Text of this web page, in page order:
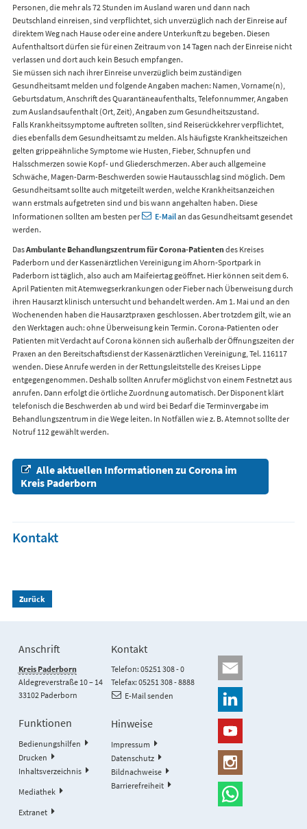
Personen, die mehr als 72 Stunden im Ausland waren und dann nach
Deutschland einreisen, sind verpflichtet, sich unverzüglich nach der Einreise auf
direktem Weg nach Hause oder eine andere Unterkunft zu begeben. Diesen
Aufenthaltsort dürfen sie für einen Zeitraum von 14 Tagen nach der Einreise nicht
verlassen und dort auch kein Besuch empfangen.
Sie müssen sich nach ihrer Einreise unverzüglich beim zuständigen
Gesundheitsamt melden und folgende Angaben machen: Namen, Vorname(n),
Geburtsdatum, Anschrift des Quarantäneaufenthalts, Telefonnummer, Angaben
zum Auslandsaufenthalt (Ort, Zeit), Angaben zum Gesundheitszustand.
Falls Krankheitssymptome auftreten sollten, sind Reiserückkehrer verpflichtet,
dies ebenfalls dem Gesundheitsamt zu melden. Als häufigste Krankheitszeichen
gelten grippeähnliche Symptome wie Husten, Fieber, Schnupfen und
Halsschmerzen sowie Kopf- und Gliederschmerzen. Aber auch allgemeine
Schwäche, Magen-Darm-Beschwerden sowie Hautausschlag sind möglich. Dem
Gesundheitsamt sollte auch mitgeteilt werden, welche Krankheitsanzeichen
wann erstmals aufgetreten sind und bis wann angehalten haben. Diese
Informationen sollten am besten per
E-Mailan das Gesundheitsamt gesendet
werden.
DasAmbulante Behandlungszentrum für Corona-Patientendes Kreises
Paderborn und der Kassenärztlichen Vereinigung im Ahorn-Sportpark in
Paderborn ist täglich, also auch am Maifeiertag geöffnet. Hier können seit dem 6.
April Patienten mit Atemwegserkrankungen oder Fieber nach Überweisung durch
ihren Hausarzt klinisch untersucht und behandelt werden. Am 1. Mai und an den
Wochenenden haben die Hausarztpraxen geschlossen. Aber trotzdem gilt, wie an
den Werktagen auch: ohne Überweisung kein Termin. Corona-Patienten oder
Patienten mit Verdacht auf Corona können sich außerhalb der Öffnungszeiten der
Praxen an den Bereitschaftsdienst der Kassenärztlichen Vereinigung, Tel. 116117
wenden. Diese Anrufe werden in der Rettungsleitstelle des Kreises Lippe
entgegengenommen. Deshalb sollten Anrufer möglichst von einem Festnetzt aus
anrufen. Dann erfolgt die örtliche Zuordnung automatisch. Der Disponent klärt
telefonisch die Beschwerden ab und wird bei Bedarf die Terminvergabe im
Behandlungszentrum in die Wege leiten. In Notfällen wie z. B. Atemnot sollte der
Notruf 112 gewählt werden.
Alle aktuellen Informationen zu Corona im
Kreis Paderborn
Kontakt
Zurück
Anschrift
Kreis Paderborn
Aldegreverstraße 10 – 14
33102 Paderborn
Kontakt
Telefon: 05251 308 - 0
Telefax: 05251 308 - 8888
E-Mail senden
Funktionen
Bedienungshilfen
Drucken
Inhaltsverzeichnis
Mediathek
Extranet
Hinweise
Impressum
Datenschutz
Bildnachweise
Barrierefreiheit